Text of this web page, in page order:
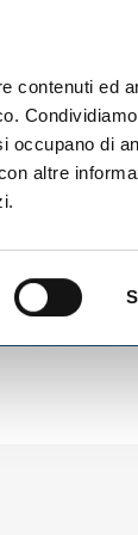
contenuti ed
occupano di
altre